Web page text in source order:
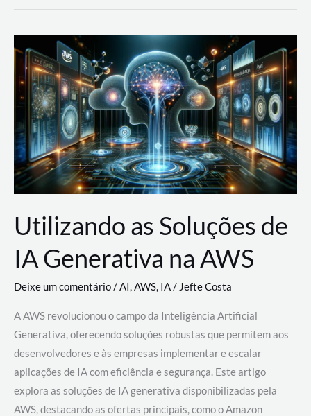
um
com
AWS
Utilizando as Soluções de
IA Generativa na AWS
Deixe um comentário/AI,AWS, IA/Jefte Costa
A AWS revolucionou o campo da Inteligência Artificial
Generativa, oferecendo soluções robustas que permitem aos
desenvolvedores e às empresas implementar e escalar
aplicações de IA com eficiência e segurança. Este artigo
explora as soluções de IA generativa disponibilizadas pela
AWS, destacando as ofertas principais, como o Amazon